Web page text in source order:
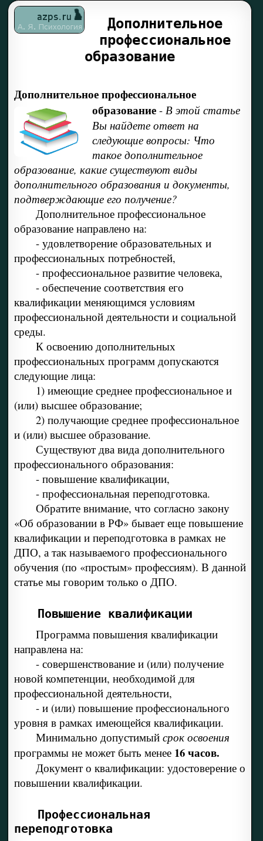
Дополнительное
профессиональное
образование
Дополнительное профессиональное
образование -В этой статье
Вы найдете ответ на
следующие вопросы: Что
такое дополнительное
образование, какие существуют виды
дополнительного образования и документы,
подтверждающие его получение?
Дополнительное профессиональное
образование направлено на:
- удовлетворение образовательных и
профессиональных потребностей,
- профессиональное развитие человека,
- обеспечение соответствия его
квалификации меняющимся условиям
профессиональной деятельности и социальной
среды.
К освоению дополнительных
профессиональных программ допускаются
следующие лица:
1) имеющие среднее профессиональное и
(или) высшее образование;
2) получающие среднее профессиональное
и (или) высшее образование.
Существуют два вида дополнительного
профессионального образования:
- повышение квалификации,
- профессиональная переподготовка.
Обратите внимание, что согласно закону
«Об образовании в РФ» бывает еще повышение
квалификации и переподготовка в рамках не
ДПО, а так называемого профессионального
обучения (по «простым» профессиям). В данной
статье мы говорим только о ДПО.
Повышение квалификации
Программа повышения квалификации
направлена на:
- совершенствование и (или) получение
новой компетенции, необходимой для
профессиональной деятельности,
- и (или) повышение профессионального
уровня в рамках имеющейся квалификации.
Минимально допустимый срок освоения
программы не может быть менее 16 часов.
Документ о квалификации: удостоверение о
повышении квалификации.
Профессиональная
переподготовка